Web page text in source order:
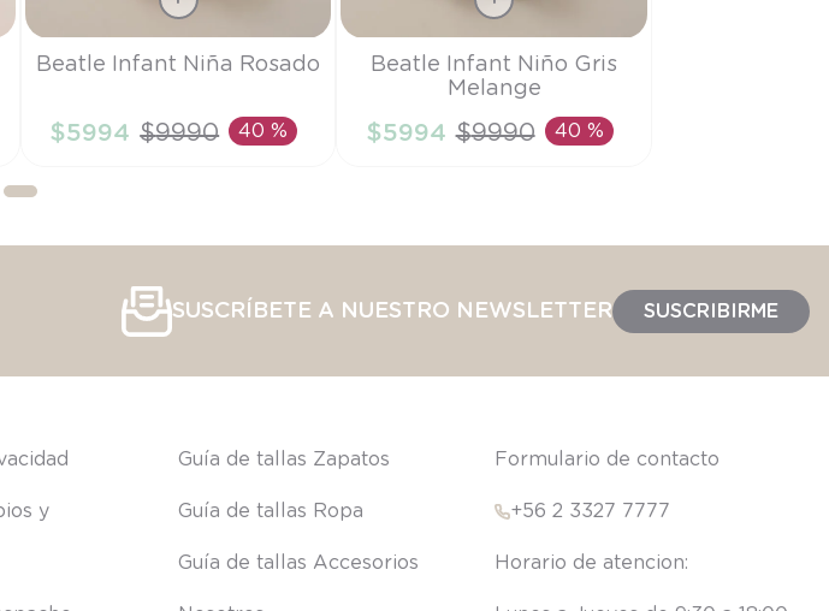
Talla
AÑADIR AL CARRITO
Beatle Infant Niña Rosado
$5994 $9990 40 %
Talla
AÑADIR AL CARRITO
Beatle Infant Niño Gris
Melange
$5994 $9990 40 %
SUSCRÍBETE A NUESTRO NEWSLETTER SUSCRIBIRME
y
Guía de tallas Zapatos
Guía de tallas Ropa
Guía de tallas Accesorios
Formulario de contacto
+56 2 3327 7777